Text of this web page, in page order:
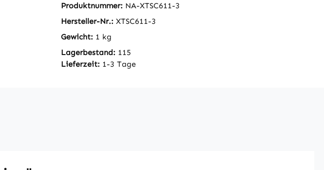
Produktnummer: NA-XTSC611-3
Hersteller-Nr.: XTSC611-3
Gewicht: 1 kg
Lagerbestand: 115
Lieferzeit: 1-3 Tage